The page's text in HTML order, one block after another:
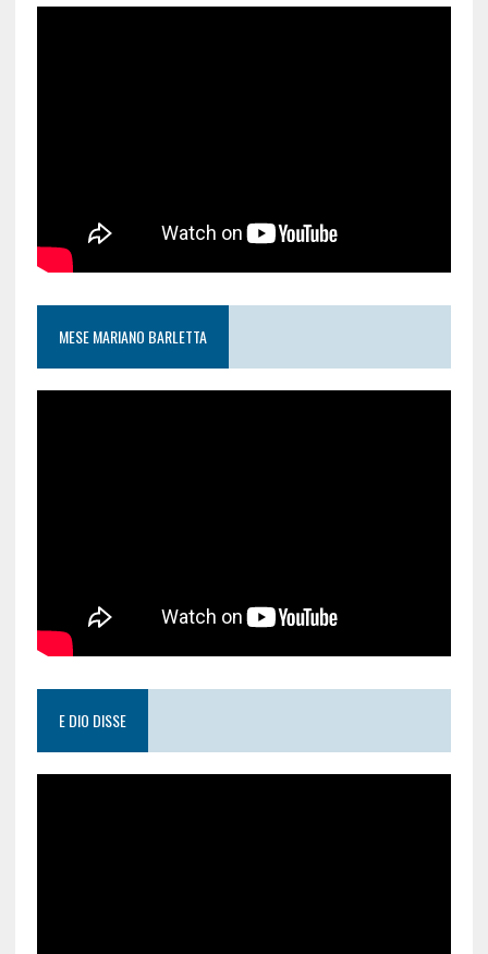
MESE MARIANO BARLETTA
E DIO DISSE